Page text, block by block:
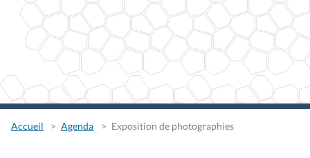
Accueil Agenda Exposition de photographies